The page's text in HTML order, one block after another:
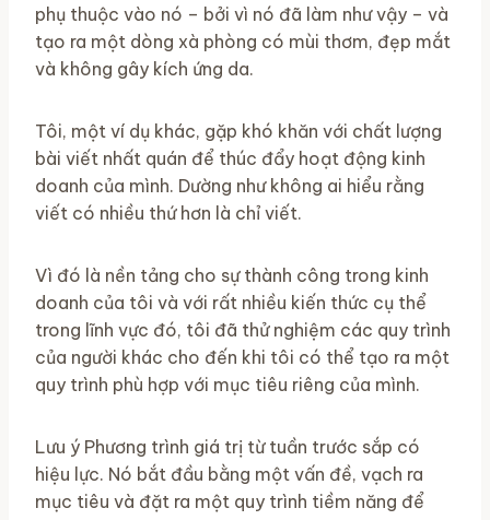
phụ thuộc vào nó – bởi vì nó đã làm như vậy – và
tạo ra một dòng xà phòng có mùi thơm, đẹp mắt
và không gây kích ứng da.
Tôi, một ví dụ khác, gặp khó khăn với chất lượng
bài viết nhất quán để thúc đẩy hoạt động kinh
doanh của mình. Dường như không ai hiểu rằng
viết có nhiều thứ hơn là chỉ viết.
Vì đó là nền tảng cho sự thành công trong kinh
doanh của tôi và với rất nhiều kiến ​​thức cụ thể
trong lĩnh vực đó, tôi đã thử nghiệm các quy trình
của người khác cho đến khi tôi có thể tạo ra một
quy trình phù hợp với mục tiêu riêng của mình.
Lưu ý Phương trình giá trị từ tuần trước sắp có
hiệu lực. Nó bắt đầu bằng một vấn đề, vạch ra
mục tiêu và đặt ra một quy trình tiềm năng để